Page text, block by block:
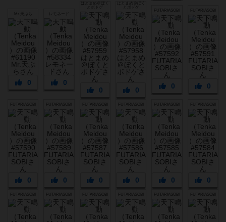
Mr.天ぷら
0 0
はとまめ＠ぼく
0
はとまめ＠ぼく
0
FUTARIASOBI
0
FUTARIASOBI
0
FUTARIASOBI
0
FUTARIASOBI
0
FUTARIASOBI
0
FUTARIASOBI
0
FUTARIASOBI
0
FUTARIASOBI
0
FUTARIASOBI FUTARIASOBI FUTARIASOBI FUTARIASOBI FUTARIASOBI FUTARIASOBI